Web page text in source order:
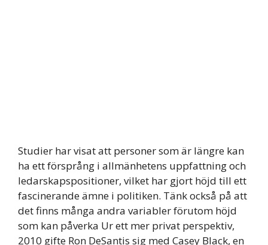
Studier har visat att personer som är längre kan
ha ett försprång i allmänhetens uppfattning och
ledarskapspositioner, vilket har gjort höjd till ett
fascinerande ämne i politiken. Tänk också på att
det finns många andra variabler förutom höjd
som kan påverka Ur ett mer privat perspektiv,
2010 gifte Ron DeSantis sig med Casey Black, en